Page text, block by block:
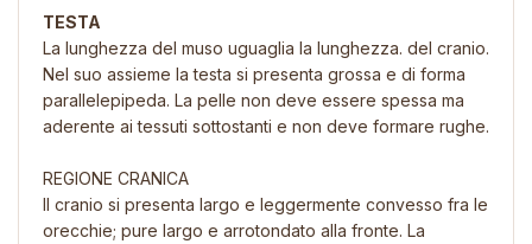
TESTA
La lunghezza del muso uguaglia la lunghezza. del cranio.
Nel suo assieme la testa si presenta grossa e di forma
parallelepipeda. La pelle non deve essere spessa ma
aderente ai tessuti sottostanti e non deve formare rughe.
REGIONE CRANICA
Il cranio si presenta largo e leggermente convesso fra le
orecchie; pure largo e arrotondato alla fronte. La